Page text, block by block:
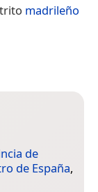
madrileño
de
de España,